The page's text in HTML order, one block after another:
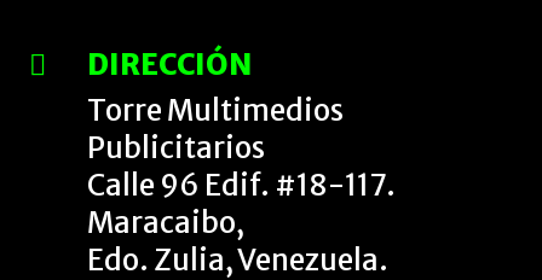
DIRECCIÓN
Torre Multimedios
Publicitarios
Calle 96 Edif. #18-117.
Maracaibo,
Edo. Zulia, Venezuela.